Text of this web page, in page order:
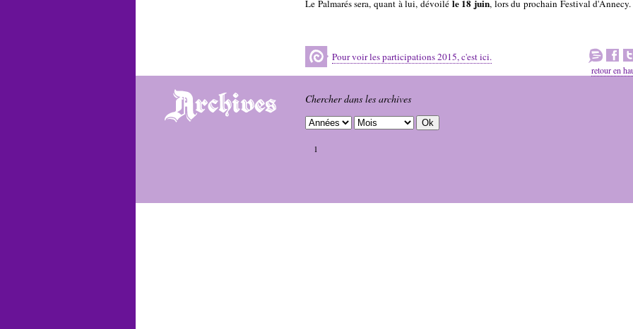
Le Palmarés sera, quant à lui, dévoilé le 18 juin, lors du prochain Festival d'Annecy.
Pour voir les participations 2015, c'est ici.
retour en
Chercher dans les archives
1